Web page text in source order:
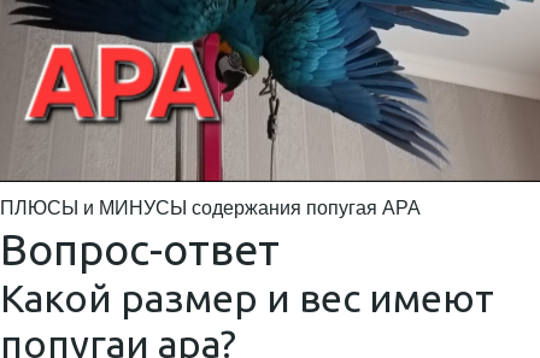
ПЛЮСЫ и МИНУСЫ содержания попугая АРА
Вопрос-ответ
Какой размер и вес имеют
попугаи ара?